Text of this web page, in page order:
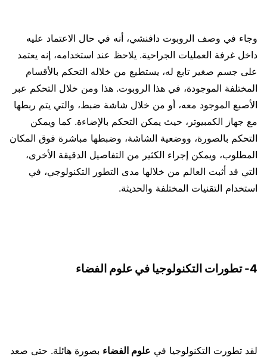
وجاء في وصف الروبوت دافنشي، أنه في حال الاعتماد عليه
داخل غرفة العمليات الجراحية. يلاحظ عند استخدامه، إنه يعتمد
على جسم صغير تابع له، يستطيع من خلاله التحكم بالأقسام
المختلفة الموجودة، في هذا الروبوت. هذا ومن خلال التحكم عبر
الأصبع الموجود معه، أو من خلال شاشة ضبط، والتي يتم ربطها
مع جهاز الكمبيوتر، حيث يمكن التحكم بالإضاءة. كما ويمكن
التحكم بالصورة، ووضعية الشاشة، وضبطها مباشرة فوق المكان
المطلوب، ويمكن إجراء الكثير من التفاصيل الدقيقة الأخرى،
التي قد أثبت العالم من خلالها مدى التطور التكنولوجي، في
استخدام التقنيات المختلفة والحديثة.
4- تطورات التكنولوجيا في علوم الفضاء
لقد تطورت التكنولوجيا في علوم الفضاء بصورة هائلة. حتى صعد